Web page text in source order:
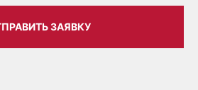
ЗАЯВКУ